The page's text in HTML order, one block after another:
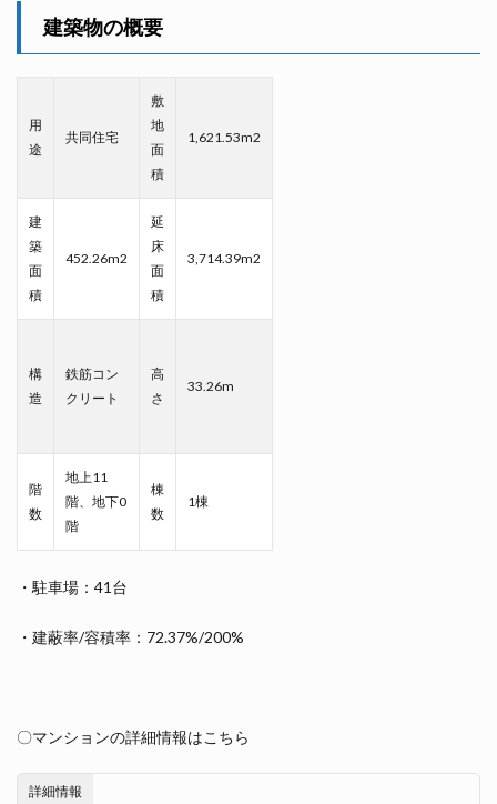
建築物の概要
用
途
共同住宅
敷
地
面
積
1,621.53m2
建
築
面
積
452.26m2
延
床
面
積
3,714.39m2
構
造
鉄筋コン
クリート
高
さ
33.26m
階
数
地上11
階、地下0
階
棟
数
1棟
・駐車場：41台
・建蔽率/容積率：72.37%/200%
〇マンションの詳細情報はこちら
詳細情報